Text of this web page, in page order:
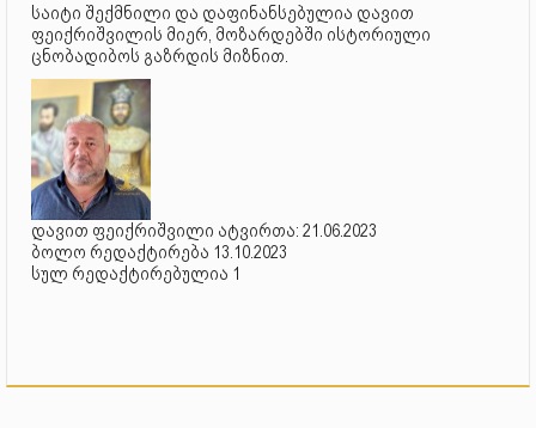
საიტი შექმნილი და დაფინანსებულია დავით
ფეიქრიშვილის მიერ, მოზარდებში ისტორიული
ცნობადიბოს გაზრდის მიზნით.
დავით ფეიქრიშვილი ატვირთა: 21.06.2023
ბოლო რედაქტირება 13.10.2023
სულ რედაქტირებულია 1